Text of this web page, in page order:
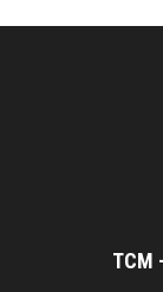
TCM